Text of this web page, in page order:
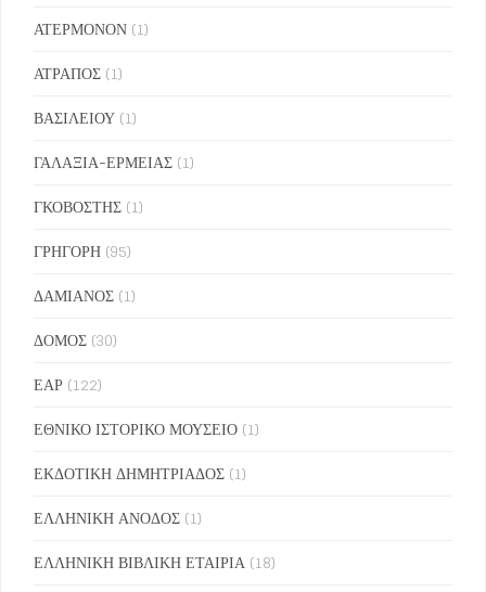
ΑΤΕΡΜΟΝΟΝ (1)
ΑΤΡΑΠΟΣ (1)
ΒΑΣΙΛΕΙΟΥ (1)
ΓΑΛΑΞΙΑ-ΕΡΜΕΙΑΣ (1)
ΓΚΟΒΟΣΤΗΣ (1)
ΓΡΗΓΟΡΗ (95)
ΔΑΜΙΑΝΟΣ (1)
ΔΟΜΟΣ (30)
ΕΑΡ (122)
ΕΘΝΙΚΟ ΙΣΤΟΡΙΚΟ ΜΟΥΣΕΙΟ (1)
ΕΚΔΟΤΙΚΗ ΔΗΜΗΤΡΙΑΔΟΣ (1)
ΕΛΛΗΝΙΚΗ ΑΝΟΔΟΣ (1)
ΕΛΛΗΝΙΚΗ ΒΙΒΛΙΚΗ ΕΤΑΙΡΙΑ (18)